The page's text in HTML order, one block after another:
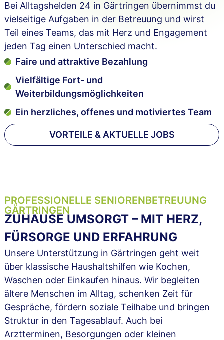
Bei Alltagshelden 24 in Gärtringen übernimmst du
vielseitige Aufgaben in der Betreuung und wirst
Teil eines Teams, das mit Herz und Engagement
jeden Tag einen Unterschied macht.
Faire und attraktive Bezahlung
Vielfältige Fort- und
Weiterbildungsmöglichkeiten
Ein herzliches, offenes und motiviertes Team
VORTEILE & AKTUELLE JOBS
PROFESSIONELLE SENIORENBETREUUNG
GÄRTRINGEN
ZUHAUSE UMSORGT – MIT HERZ,
FÜRSORGE UND ERFAHRUNG
Unsere Unterstützung in Gärtringen geht weit
über klassische Haushaltshilfen wie Kochen,
Waschen oder Einkaufen hinaus. Wir begleiten
ältere Menschen im Alltag, schenken Zeit für
Gespräche, fördern soziale Teilhabe und bringen
Struktur in den Tagesablauf. Auch bei
Arztterminen, Besorgungen oder kleinen